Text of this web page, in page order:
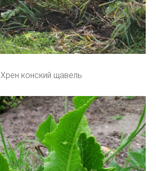
Хрен конский щавель